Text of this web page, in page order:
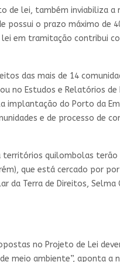
lei, também inviabiliza
o prazo máximo de
em tramitação contribui
das mais de 14
no Estudos e Relatórios
implantação do Porto da
e de processo de
quilombolas
que está cercado por
da Terra de Direitos, Selma
no Projeto de Lei
meio ambiente”, aponta a